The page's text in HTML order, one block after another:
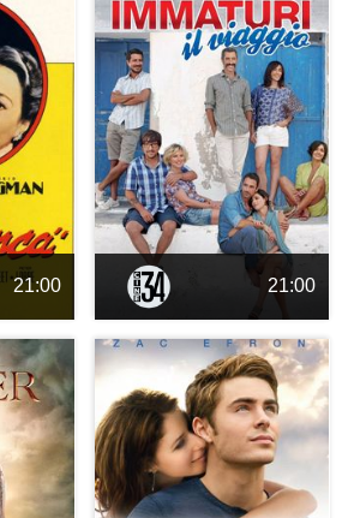
21:00 21:00